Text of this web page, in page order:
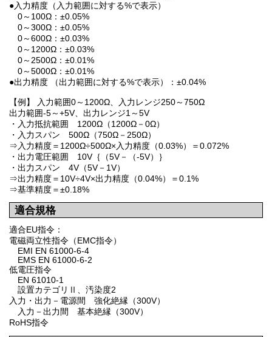
●入力精度（入力範囲に対する%で表示）
0～100Ω：±0.05%
0～300Ω：±0.05%
0～600Ω：±0.03%
0～1200Ω：±0.03%
0～2500Ω：±0.01%
0～5000Ω：±0.01%
●出力精度 （出力範囲に対する%で表示）：±0.04%
【例】 入力範囲0～1200Ω、入力レンジ250～750Ω
出力範囲-5～+5V、出力レンジ1～5V
・入力抵抗範囲 1200Ω（1200Ω－0Ω）
・入力スパン 500Ω（750Ω－250Ω）
⇒入力精度＝1200Ω÷500Ω×入力精度（0.03%）＝0.072%
・出力電圧範囲 10V｛（5V－（-5V）｝
・出力スパン 4V（5V－1V）
⇒出力精度＝10V÷4V×出力精度（0.04%）＝0.1%
⇒基準精度＝±0.18%
適合規格
適合EU指令：
電磁両立性指令（EMC指令）
EMI EN 61000-6-4
EMS EN 61000-6-2
低電圧指令
EN 61010-1
設置カテゴリⅡ、汚染度2
入力・出力－電源間 強化絶縁（300V）
入力－出力間 基本絶縁（300V）
RoHS指令